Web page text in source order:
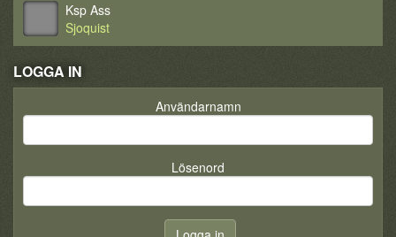
Ksp Ass
Sjoquist
LOGGA IN
Användarnamn
Lösenord